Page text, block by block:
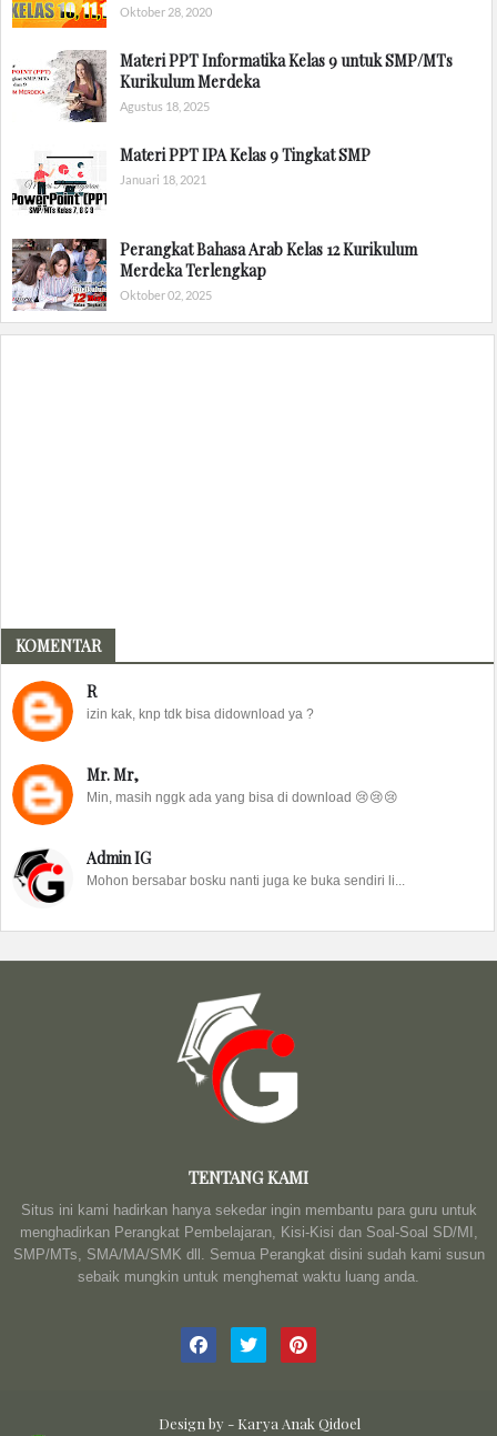
Oktober 28, 2020
Materi PPT Informatika Kelas 9 untuk SMP/MTs
Kurikulum Merdeka
Agustus 18, 2025
Materi PPT IPA Kelas 9 Tingkat SMP
Januari 18, 2021
Perangkat Bahasa Arab Kelas 12 Kurikulum
Merdeka Terlengkap
Oktober 02, 2025
KOMENTAR
R
izin kak, knp tdk bisa didownload ya ?
Mr. Mr,
Min, masih nggk ada yang bisa di download 😢😢😢
Admin IG
Mohon bersabar bosku nanti juga ke buka sendiri li...
TENTANG KAMI
Situs ini kami hadirkan hanya sekedar ingin membantu para guru untuk
menghadirkan Perangkat Pembelajaran, Kisi-Kisi dan Soal-Soal SD/MI,
SMP/MTs, SMA/MA/SMK dll. Semua Perangkat disini sudah kami susun
sebaik mungkin untuk menghemat waktu luang anda.
Design by - Karya Anak Qidoel